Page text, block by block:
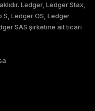
Ledger, Ledger Stax,
S, Ledger OS, Ledger
SAS şirketine ait ticari